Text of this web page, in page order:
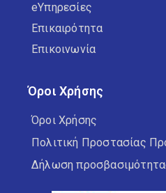
eΥπηρεσίες
Επικαιρότητα
Επικοινωνία
Όροι Χρήσης
Όροι Χρήσης
Πολιτική Προστασίας
Δήλωση